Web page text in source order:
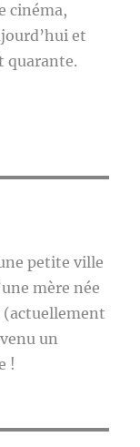
cinéma,
et
quarante.
petite ville
mère née
(actuellement
un
!